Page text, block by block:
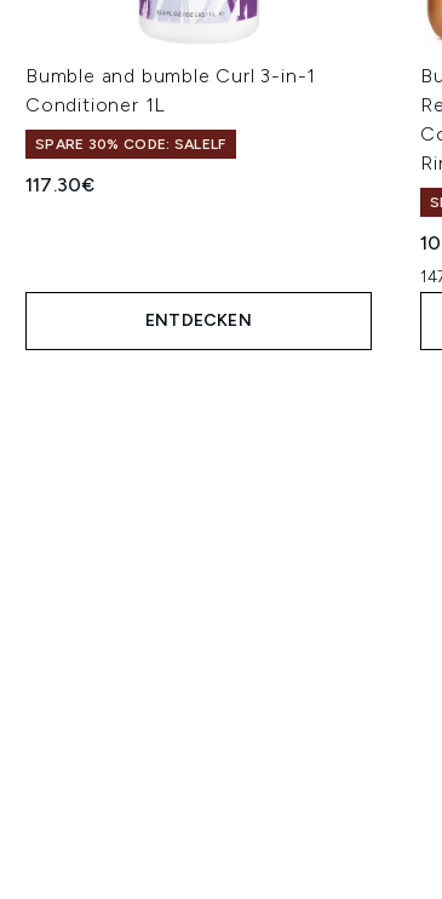
Bumble and bumble Curl 3-in-1
Conditioner 1L
SPARE 30% CODE: SALELF
117.30€
ENTDECKEN